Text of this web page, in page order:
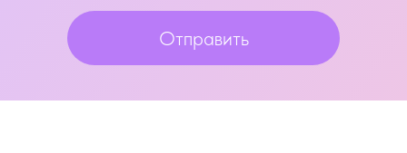
Отправить